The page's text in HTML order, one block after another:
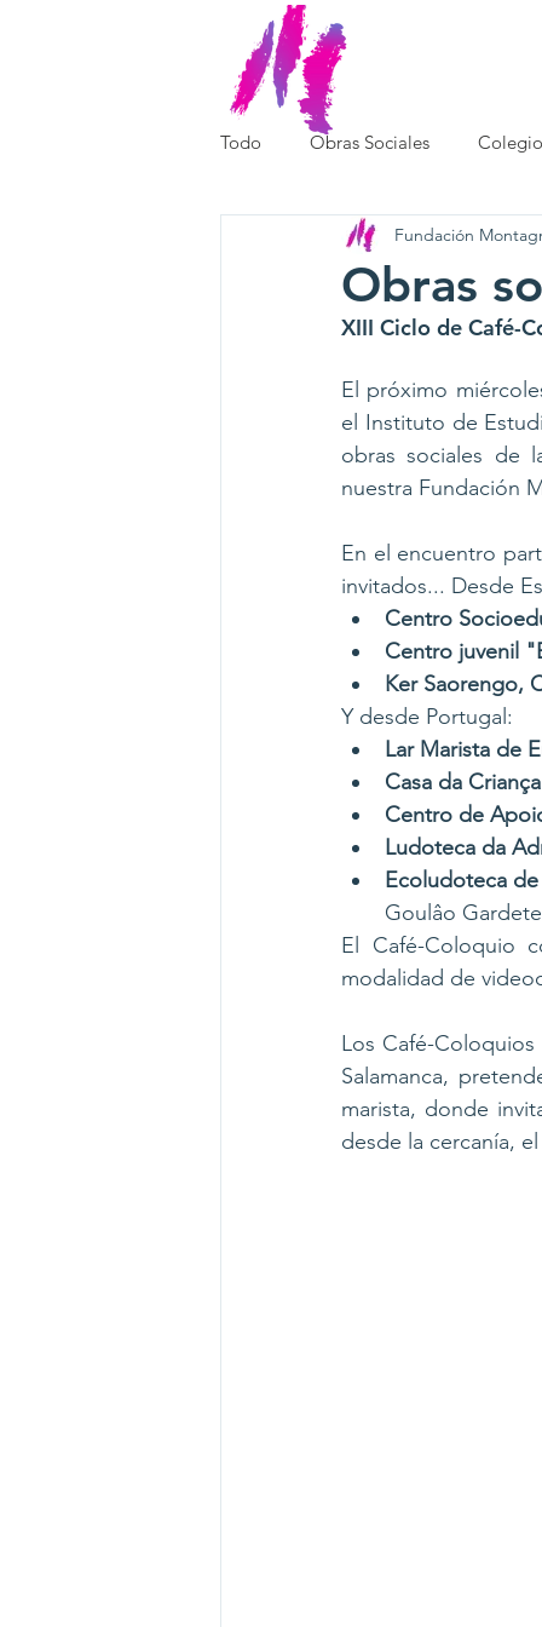
Todo Obras Sociales
Obras
Fundación
XIII Ciclo de Café-
El próximo
el Instituto de
obras sociales de
nuestra Fundación
En el encuentro
invitados... Desde
Centro
Centro juvenil
Ker Saorengo,
Y desde Portugal:
Lar Marista de
Casa da
Centro de
Ludoteca da
Ecoludoteca
Goulâo
El Café-Coloquio
modalidad de
Los Café-Coloquios
Salamanca,
marista, donde
desde la cercanía,